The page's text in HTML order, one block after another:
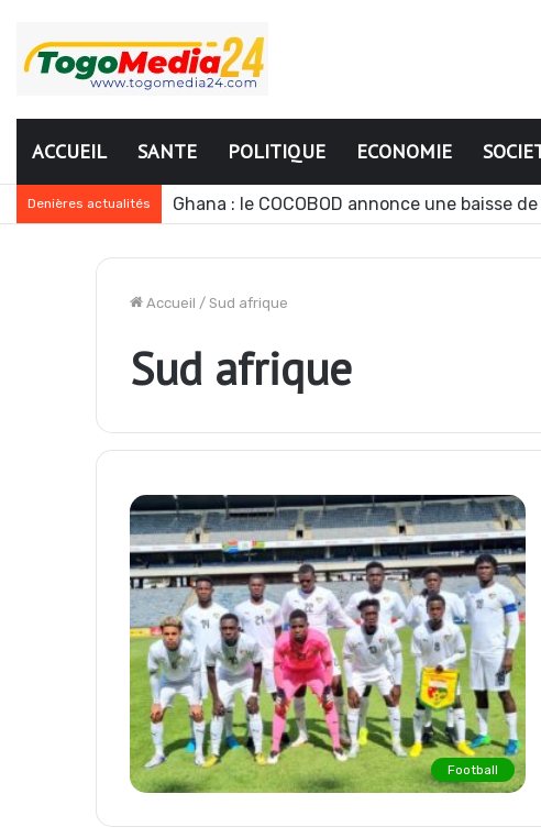
ACCUEIL SANTE POLITIQUE ECONOMIE
Denières actualités Ghana : le COCOBOD annonce une baisse
Accueil / Sud afrique
Sud afrique
Football